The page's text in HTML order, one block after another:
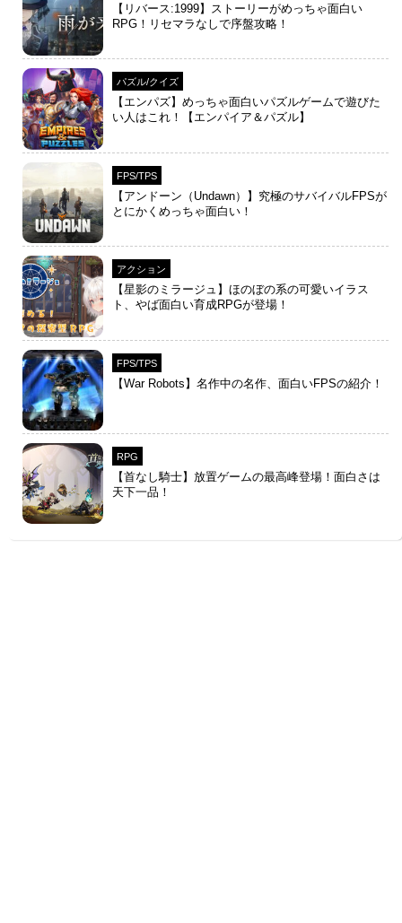
【リバース:1999】ストーリーがめっちゃ面白い
RPG！リセマラなしで序盤攻略！
パズル/クイズ
【エンパズ】めっちゃ面白いパズルゲームで遊びた
い人はこれ！【エンパイア＆パズル】
FPS/TPS
【アンドーン（Undawn）】究極のサバイバルFPSが
とにかくめっちゃ面白い！
アクション
【星影のミラージュ】ほのぼの系の可愛いイラス
ト、やば面白い育成RPGが登場！
FPS/TPS
【War Robots】名作中の名作、面白いFPSの紹介！
RPG
【首なし騎士】放置ゲームの最高峰登場！面白さは
天下一品！